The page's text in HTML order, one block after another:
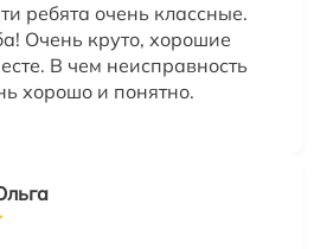
ребята очень классные.
Очень круто, хорошие
В чем неисправность
хорошо и понятно.